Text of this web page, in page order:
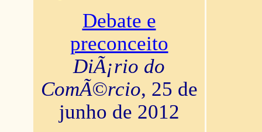
Debate e
preconceito
DiÃ¡rio do
ComÃ©rcio, 25 de
junho de 2012